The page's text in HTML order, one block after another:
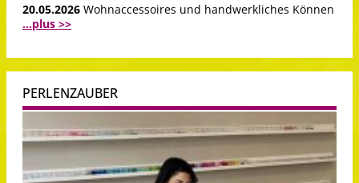
20.05.2026 Wohnaccessoires und handwerkliches Können
...plus >>
PERLENZAUBER